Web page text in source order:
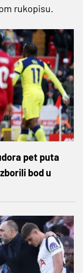
rukopisu.
pet puta
bod u